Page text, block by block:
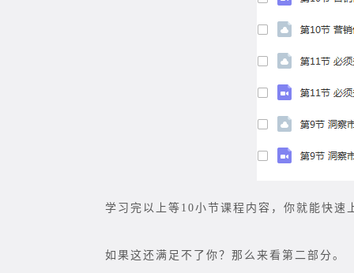
学习完以上等10小节课程内容，你就能快速
如果这还满足不了你？那么来看第二部分。